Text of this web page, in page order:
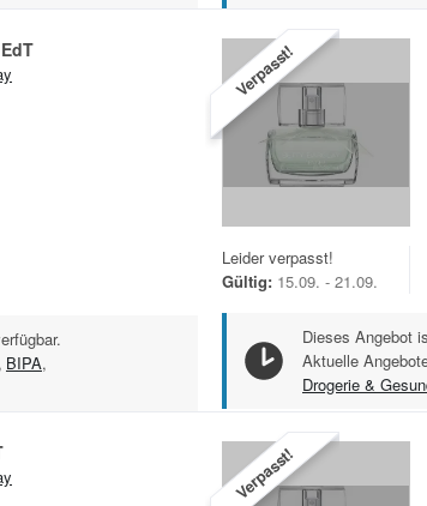
, BIPA,
Verpasst!
Leider verpasst!
Gültig: 15.09. - 21.09.
Dieses Angebot
Aktuelle
Drogerie &
Verpasst!